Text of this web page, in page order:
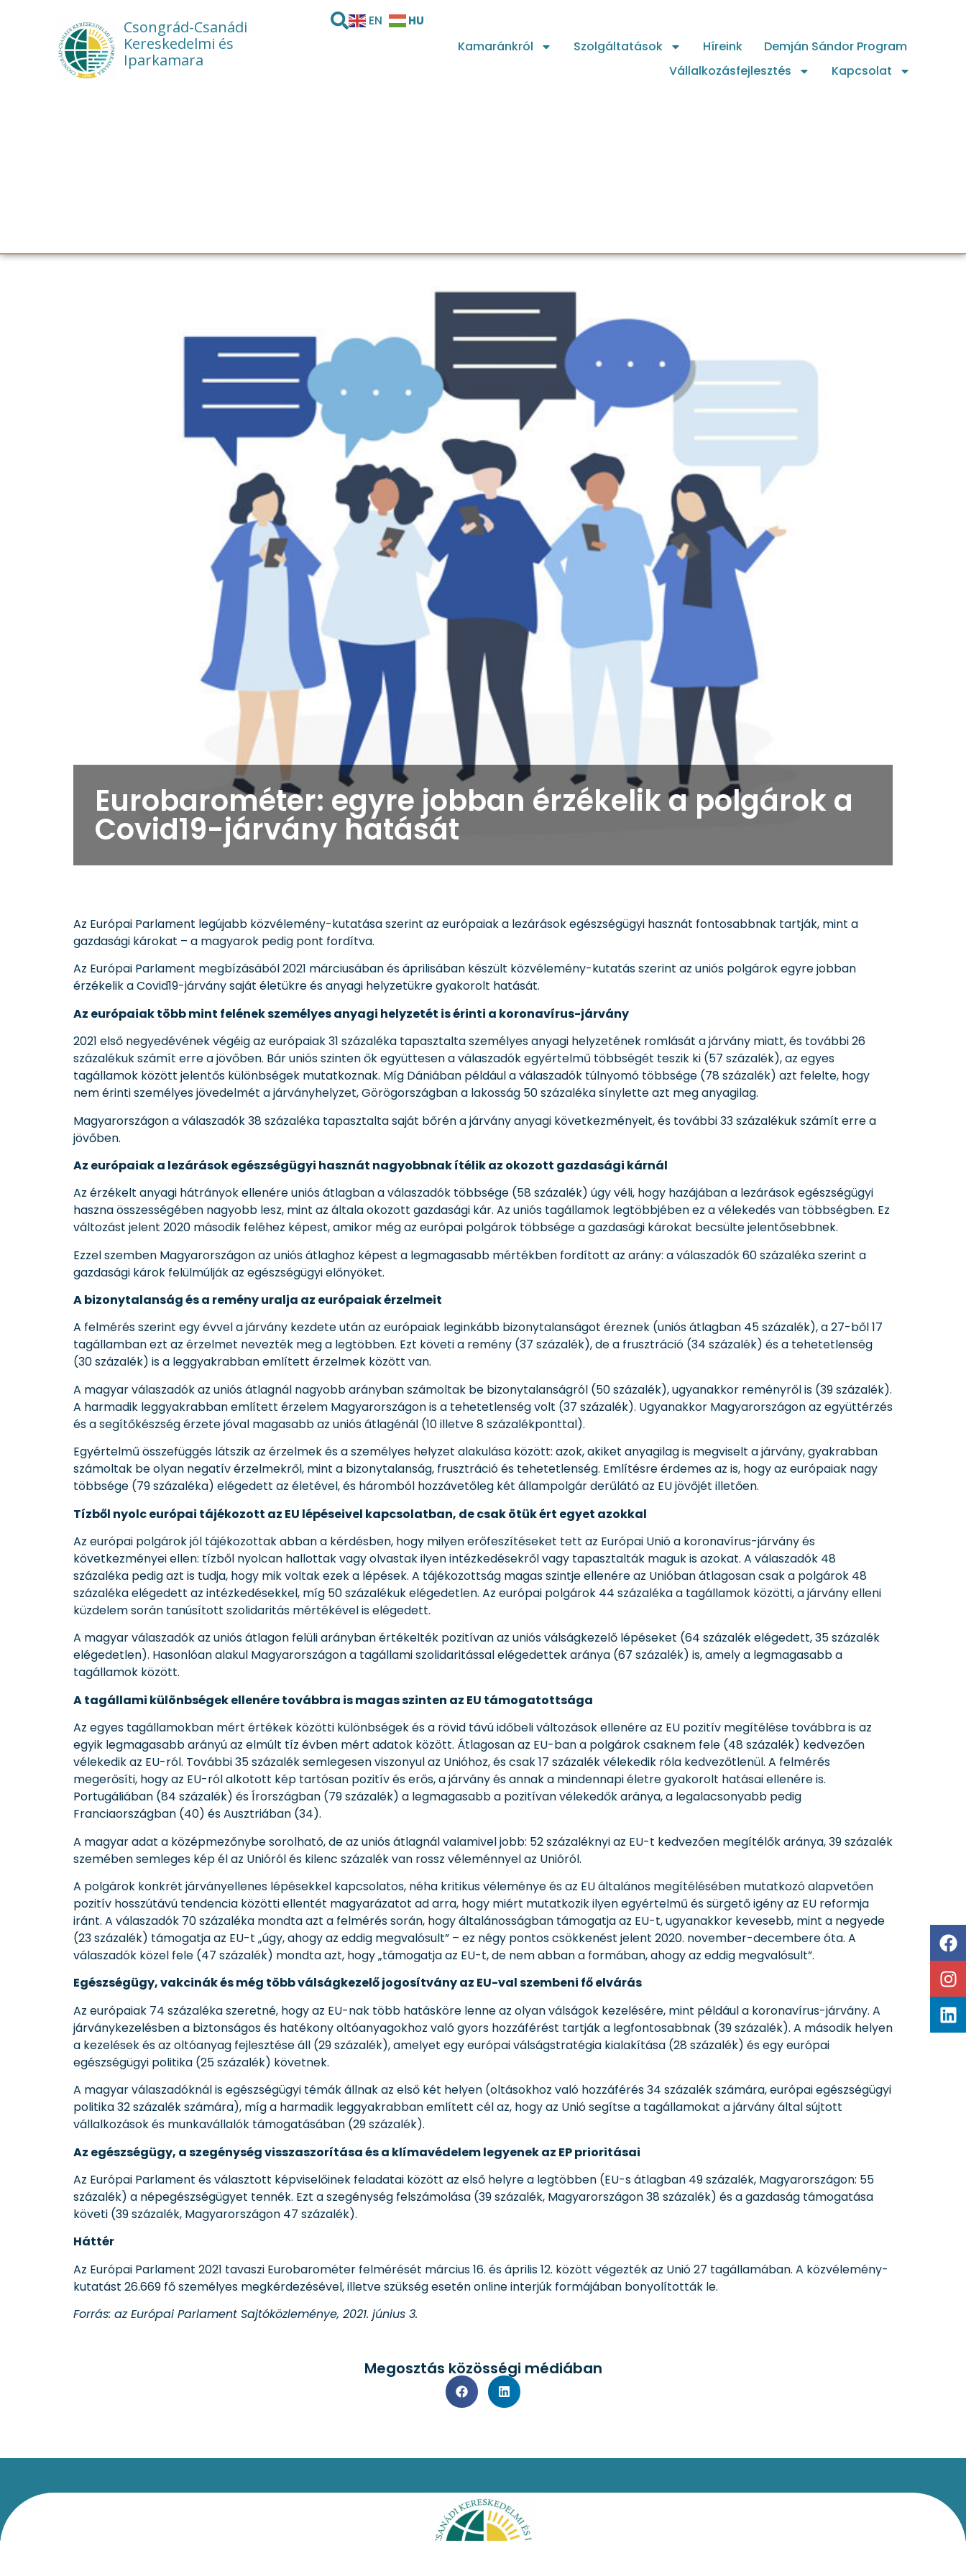
Csongrád-Csanádi
Kereskedelmi és
Iparkamara
EN HU
Kamaránkról Szolgáltatások Híreink
Demján Sándor Program
Vállalkozásfejlesztés
Kapcsolat
Eurobarométer: egyre jobban érzékelik a polgárok a
Covid19-járvány hatását
Az Európai Parlament legújabb közvélemény-kutatása szerint az európaiak a lezárások egészségügyi hasznát fontosabbnak tartják, mint a
gazdasági károkat – a magyarok pedig pont fordítva.
Az Európai Parlament megbízásából 2021 márciusában és áprilisában készült közvélemény-kutatás szerint az uniós polgárok egyre jobban
érzékelik a Covid19-járvány saját életükre és anyagi helyzetükre gyakorolt hatását.
Az európaiak több mint felének személyes anyagi helyzetét is érinti a koronavírus-járvány
2021 első negyedévének végéig az európaiak 31 százaléka tapasztalta személyes anyagi helyzetének romlását a járvány miatt, és további 26
százalékuk számít erre a jövőben. Bár uniós szinten ők együttesen a válaszadók egyértelmű többségét teszik ki (57 százalék), az egyes
tagállamok között jelentős különbségek mutatkoznak. Míg Dániában például a válaszadók túlnyomó többsége (78 százalék) azt felelte, hogy
nem érinti személyes jövedelmét a járványhelyzet, Görögországban a lakosság 50 százaléka sínylette azt meg anyagilag.
Magyarországon a válaszadók 38 százaléka tapasztalta saját bőrén a járvány anyagi következményeit, és további 33 százalékuk számít erre a
jövőben.
Az európaiak a lezárások egészségügyi hasznát nagyobbnak ítélik az okozott gazdasági kárnál
Az érzékelt anyagi hátrányok ellenére uniós átlagban a válaszadók többsége (58 százalék) úgy véli, hogy hazájában a lezárások egészségügyi
haszna összességében nagyobb lesz, mint az általa okozott gazdasági kár. Az uniós tagállamok legtöbbjében ez a vélekedés van többségben. Ez
változást jelent 2020 második feléhez képest, amikor még az európai polgárok többsége a gazdasági károkat becsülte jelentősebbnek.
Ezzel szemben Magyarországon az uniós átlaghoz képest a legmagasabb mértékben fordított az arány: a válaszadók 60 százaléka szerint a
gazdasági károk felülmúlják az egészségügyi előnyöket.
A bizonytalanság és a remény uralja az európaiak érzelmeit
A felmérés szerint egy évvel a járvány kezdete után az európaiak leginkább bizonytalanságot éreznek (uniós átlagban 45 százalék), a 27-ből 17
tagállamban ezt az érzelmet nevezték meg a legtöbben. Ezt követi a remény (37 százalék), de a frusztráció (34 százalék) és a tehetetlenség
(30 százalék) is a leggyakrabban említett érzelmek között van.
A magyar válaszadók az uniós átlagnál nagyobb arányban számoltak be bizonytalanságról (50 százalék), ugyanakkor reményről is (39 százalék).
A harmadik leggyakrabban említett érzelem Magyarországon is a tehetetlenség volt (37 százalék). Ugyanakkor Magyarországon az együttérzés
és a segítőkészség érzete jóval magasabb az uniós átlagénál (10 illetve 8 százalékponttal).
Egyértelmű összefüggés látszik az érzelmek és a személyes helyzet alakulása között: azok, akiket anyagilag is megviselt a járvány, gyakrabban
számoltak be olyan negatív érzelmekről, mint a bizonytalanság, frusztráció és tehetetlenség. Említésre érdemes az is, hogy az európaiak nagy
többsége (79 százaléka) elégedett az életével, és háromból hozzávetőleg két állampolgár derűlátó az EU jövőjét illetően.
Tízből nyolc európai tájékozott az EU lépéseivel kapcsolatban, de csak ötük ért egyet azokkal
Az európai polgárok jól tájékozottak abban a kérdésben, hogy milyen erőfeszítéseket tett az Európai Unió a koronavírus-járvány és
következményei ellen: tízből nyolcan hallottak vagy olvastak ilyen intézkedésekről vagy tapasztalták maguk is azokat. A válaszadók 48
százaléka pedig azt is tudja, hogy mik voltak ezek a lépések. A tájékozottság magas szintje ellenére az Unióban átlagosan csak a polgárok 48
százaléka elégedett az intézkedésekkel, míg 50 százalékuk elégedetlen. Az európai polgárok 44 százaléka a tagállamok közötti, a járvány elleni
küzdelem során tanúsított szolidaritás mértékével is elégedett.
A magyar válaszadók az uniós átlagon felüli arányban értékelték pozitívan az uniós válságkezelő lépéseket (64 százalék elégedett, 35 százalék
elégedetlen). Hasonlóan alakul Magyarországon a tagállami szolidaritással elégedettek aránya (67 százalék) is, amely a legmagasabb a
tagállamok között.
A tagállami különbségek ellenére továbbra is magas szinten az EU támogatottsága
Az egyes tagállamokban mért értékek közötti különbségek és a rövid távú időbeli változások ellenére az EU pozitív megítélése továbbra is az
egyik legmagasabb arányú az elmúlt tíz évben mért adatok között. Átlagosan az EU-ban a polgárok csaknem fele (48 százalék) kedvezően
vélekedik az EU-ról. További 35 százalék semlegesen viszonyul az Unióhoz, és csak 17 százalék vélekedik róla kedvezőtlenül. A felmérés
megerősíti, hogy az EU-ról alkotott kép tartósan pozitív és erős, a járvány és annak a mindennapi életre gyakorolt hatásai ellenére is.
Portugáliában (84 százalék) és Írországban (79 százalék) a legmagasabb a pozitívan vélekedők aránya, a legalacsonyabb pedig
Franciaországban (40) és Ausztriában (34).
A magyar adat a középmezőnybe sorolható, de az uniós átlagnál valamivel jobb: 52 százaléknyi az EU-t kedvezően megítélők aránya, 39 százalék
szemében semleges kép él az Unióról és kilenc százalék van rossz véleménnyel az Unióról.
A polgárok konkrét járványellenes lépésekkel kapcsolatos, néha kritikus véleménye és az EU általános megítélésében mutatkozó alapvetően
pozitív hosszútávú tendencia közötti ellentét magyarázatot ad arra, hogy miért mutatkozik ilyen egyértelmű és sürgető igény az EU reformja
iránt. A válaszadók 70 százaléka mondta azt a felmérés során, hogy általánosságban támogatja az EU-t, ugyanakkor kevesebb, mint a negyede
(23 százalék) támogatja az EU-t „úgy, ahogy az eddig megvalósult” – ez négy pontos csökkenést jelent 2020. november-decembere óta. A
válaszadók közel fele (47 százalék) mondta azt, hogy „támogatja az EU-t, de nem abban a formában, ahogy az eddig megvalósult”.
Egészségügy, vakcinák és még több válságkezelő jogosítvány az EU-val szembeni fő elvárás
Az európaiak 74 százaléka szeretné, hogy az EU-nak több hatásköre lenne az olyan válságok kezelésére, mint például a koronavírus-járvány. A
járványkezelésben a biztonságos és hatékony oltóanyagokhoz való gyors hozzáférést tartják a legfontosabbnak (39 százalék). A második helyen
a kezelések és az oltóanyag fejlesztése áll (29 százalék), amelyet egy európai válságstratégia kialakítása (28 százalék) és egy európai
egészségügyi politika (25 százalék) követnek.
A magyar válaszadóknál is egészségügyi témák állnak az első két helyen (oltásokhoz való hozzáférés 34 százalék számára, európai egészségügyi
politika 32 százalék számára), míg a harmadik leggyakrabban említett cél az, hogy az Unió segítse a tagállamokat a járvány által sújtott
vállalkozások és munkavállalók támogatásában (29 százalék).
Az egészségügy, a szegénység visszaszorítása és a klímavédelem legyenek az EP prioritásai
Az Európai Parlament és választott képviselőinek feladatai között az első helyre a legtöbben (EU-s átlagban 49 százalék, Magyarországon: 55
százalék) a népegészségügyet tennék. Ezt a szegénység felszámolása (39 százalék, Magyarországon 38 százalék) és a gazdaság támogatása
követi (39 százalék, Magyarországon 47 százalék).
Háttér
Az Európai Parlament 2021 tavaszi Eurobarométer felmérését március 16. és április 12. között végezték az Unió 27 tagállamában. A közvélemény-
kutatást 26.669 fő személyes megkérdezésével, illetve szükség esetén online interjúk formájában bonyolították le.
Forrás: az Európai Parlament Sajtóközleménye, 2021. június 3.
Megosztás közösségi médiában